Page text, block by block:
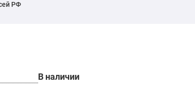
РФ
В наличии